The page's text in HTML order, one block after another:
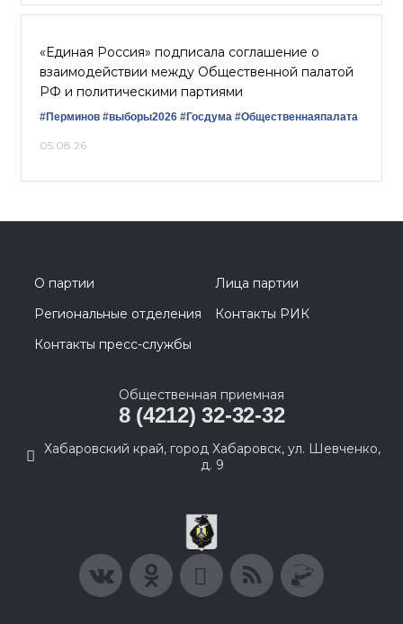
«Единая Россия» подписала соглашение о
взаимодействии между Общественной палатой
РФ и политическими партиями
#Перминов #выборы2026 #Госдума #Общественнаяпалата
05.08.26
О партии
Лица партии
Региональные отделения
Контакты РИК
Контакты пресс-службы
Общественная приемная
8 (4212) 32-32-32
Хабаровский край, город Хабаровск, ул. Шевченко,
д. 9